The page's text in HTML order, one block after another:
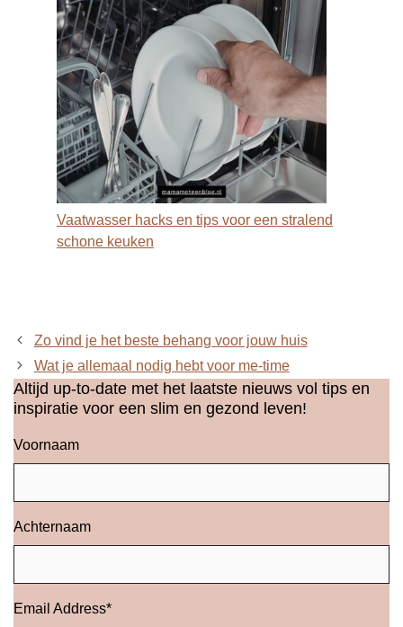
Vaatwasser hacks en tips voor een stralend
schone keuken
Zo vind je het beste behang voor jouw huis
Wat je allemaal nodig hebt voor me-time
Altijd up-to-date met het laatste nieuws vol tips en
inspiratie voor een slim en gezond leven!
Voornaam
Achternaam
Email Address*